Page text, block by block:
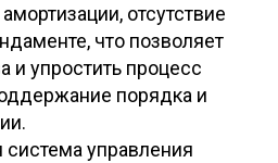
отсутствие
что позволяет
и упростить процесс
порядка и
управления